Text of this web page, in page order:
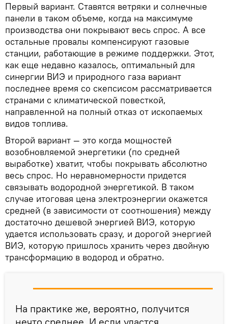
Первый вариант. Ставятся ветряки и солнечные
панели в таком объеме, когда на максимуме
производства они покрывают весь спрос. А все
остальные провалы компенсируют газовые
станции, работающие в режиме поддержки. Этот,
как еще недавно казалось, оптимальный для
синергии ВИЭ и природного газа вариант
последнее время со скепсисом рассматривается
странами с климатической повесткой,
направленной на полный отказ от ископаемых
видов топлива.
Второй вариант — это когда мощностей
возобновляемой энергетики (по средней
выработке) хватит, чтобы покрывать абсолютно
весь спрос. Но неравномерности придется
связывать водородной энергетикой. В таком
случае итоговая цена электроэнергии окажется
средней (в зависимости от соотношения) между
достаточно дешевой энергией ВИЭ, которую
удается использовать сразу, и дорогой энергией
ВИЭ, которую пришлось хранить через двойную
трансформацию в водород и обратно.
На практике же, вероятно, получится